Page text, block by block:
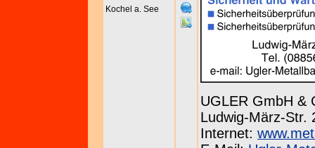
Kochel a. See
UGLER GmbH &
Ludwig-März-Str.
Internet: